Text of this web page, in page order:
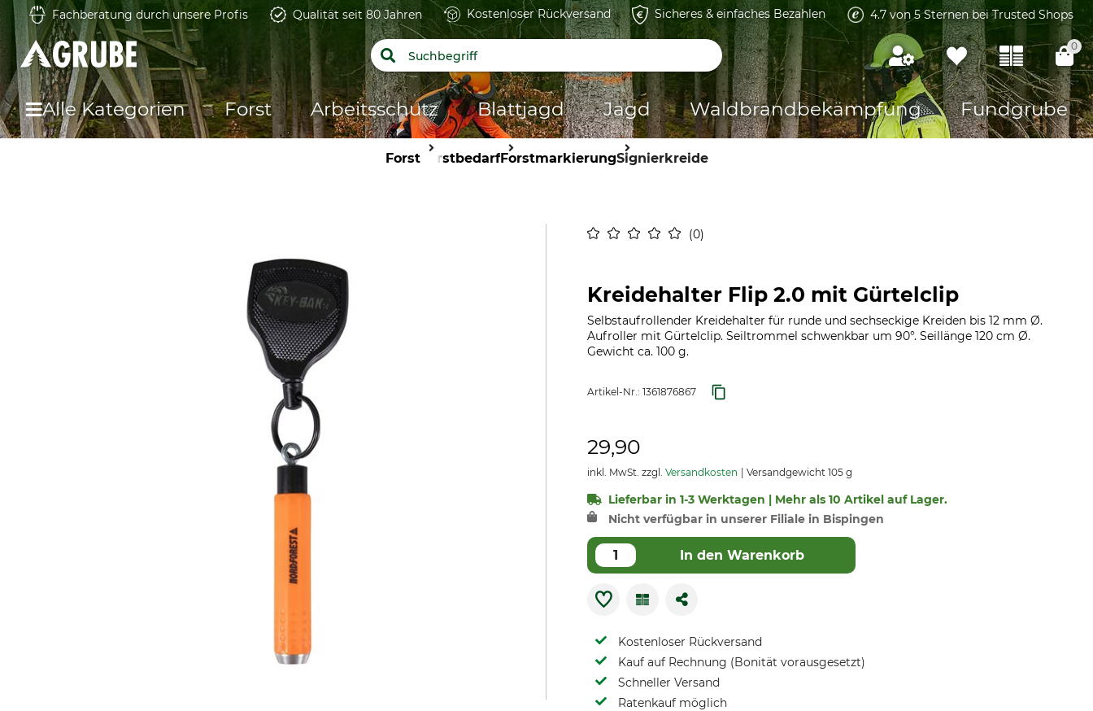
Fachberatung durch unsere Profis Qualität seit 80 Jahren Kostenloser Rückversand Sicheres & einfaches Bezahlen 4.7 von 5 Sternen bei Trusted Shops
0
Alle Kategorien Forst Arbeitsschutz Blattjagd Jagd Waldbrandbekämpfung Fundgrube
ForstForstbedarfForstmarkierungSignierkreide
0
Kreidehalter Flip 2.0 mit Gürtelclip
Selbstaufrollender Kreidehalter für runde und sechseckige Kreiden bis 12 mm Ø.
Aufroller mit Gürtelclip. Seiltrommel schwenkbar um 90°. Seillänge 120 cm Ø.
Gewicht ca. 100 g.
Artikel-Nr.: 1361876867
29,90
inkl. MwSt. zzgl. Versandkosten Versandgewicht 105 g
Lieferbar in 1-3 Werktagen | Mehr als 10 Artikel auf Lager.
Nicht verfügbar in unserer Filiale in Bispingen
In den Warenkorb
Kostenloser Rückversand
Kauf auf Rechnung (Bonität vorausgesetzt)
Schneller Versand
Ratenkauf möglich